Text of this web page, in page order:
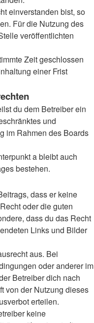
einverstanden bist, so
Für die Nutzung des
veröffentlichten
Zeit geschlossen
einer Frist
du dem Betreiber ein
und
im Rahmen des Boards
a bleibt auch
bestehen.
dass er keine
oder die guten
dass du das Recht
Links und Bilder
aus. Bei
oder anderer im
Betreiber dich nach
von der Nutzung dieses
erteilen.
keine